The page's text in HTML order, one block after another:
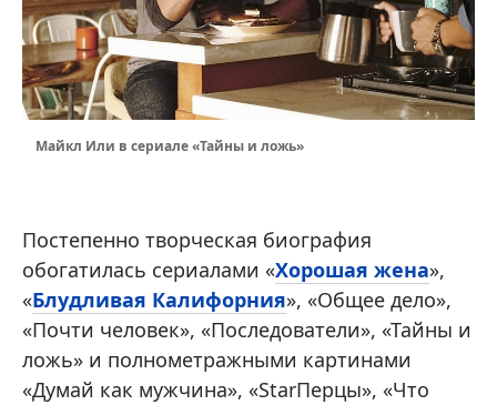
Майкл Или в сериале «Тайны и ложь»
Постепенно творческая биография
обогатилась сериалами «Хорошая жена»,
«Блудливая Калифорния», «Общее дело»,
«Почти человек», «Последователи», «Тайны и
ложь» и полнометражными картинами
«Думай как мужчина», «StarПерцы», «Чтo